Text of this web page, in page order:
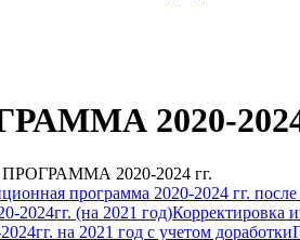
2020-2024
2020-2024 гг.
программа 2020-2024 гг.
2024гг. (на 2021 год)Корректировка
на 2021 год c учетом доработки